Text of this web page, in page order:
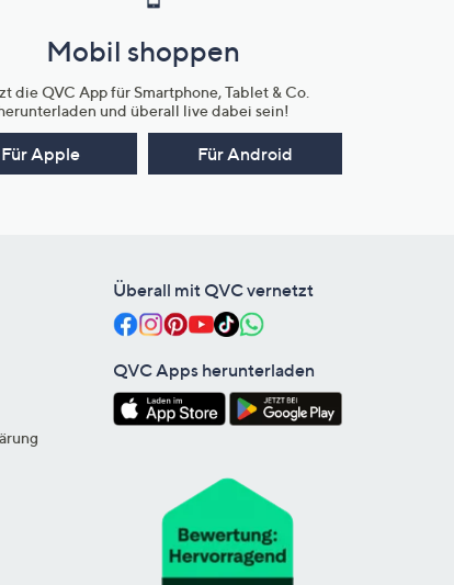
Mobil shoppen
die QVC App für Smartphone, Tablet & Co.
und überall live dabei sein!
Für Apple Für Android
Überall mit QVC vernetzt
QVC Apps herunterladen